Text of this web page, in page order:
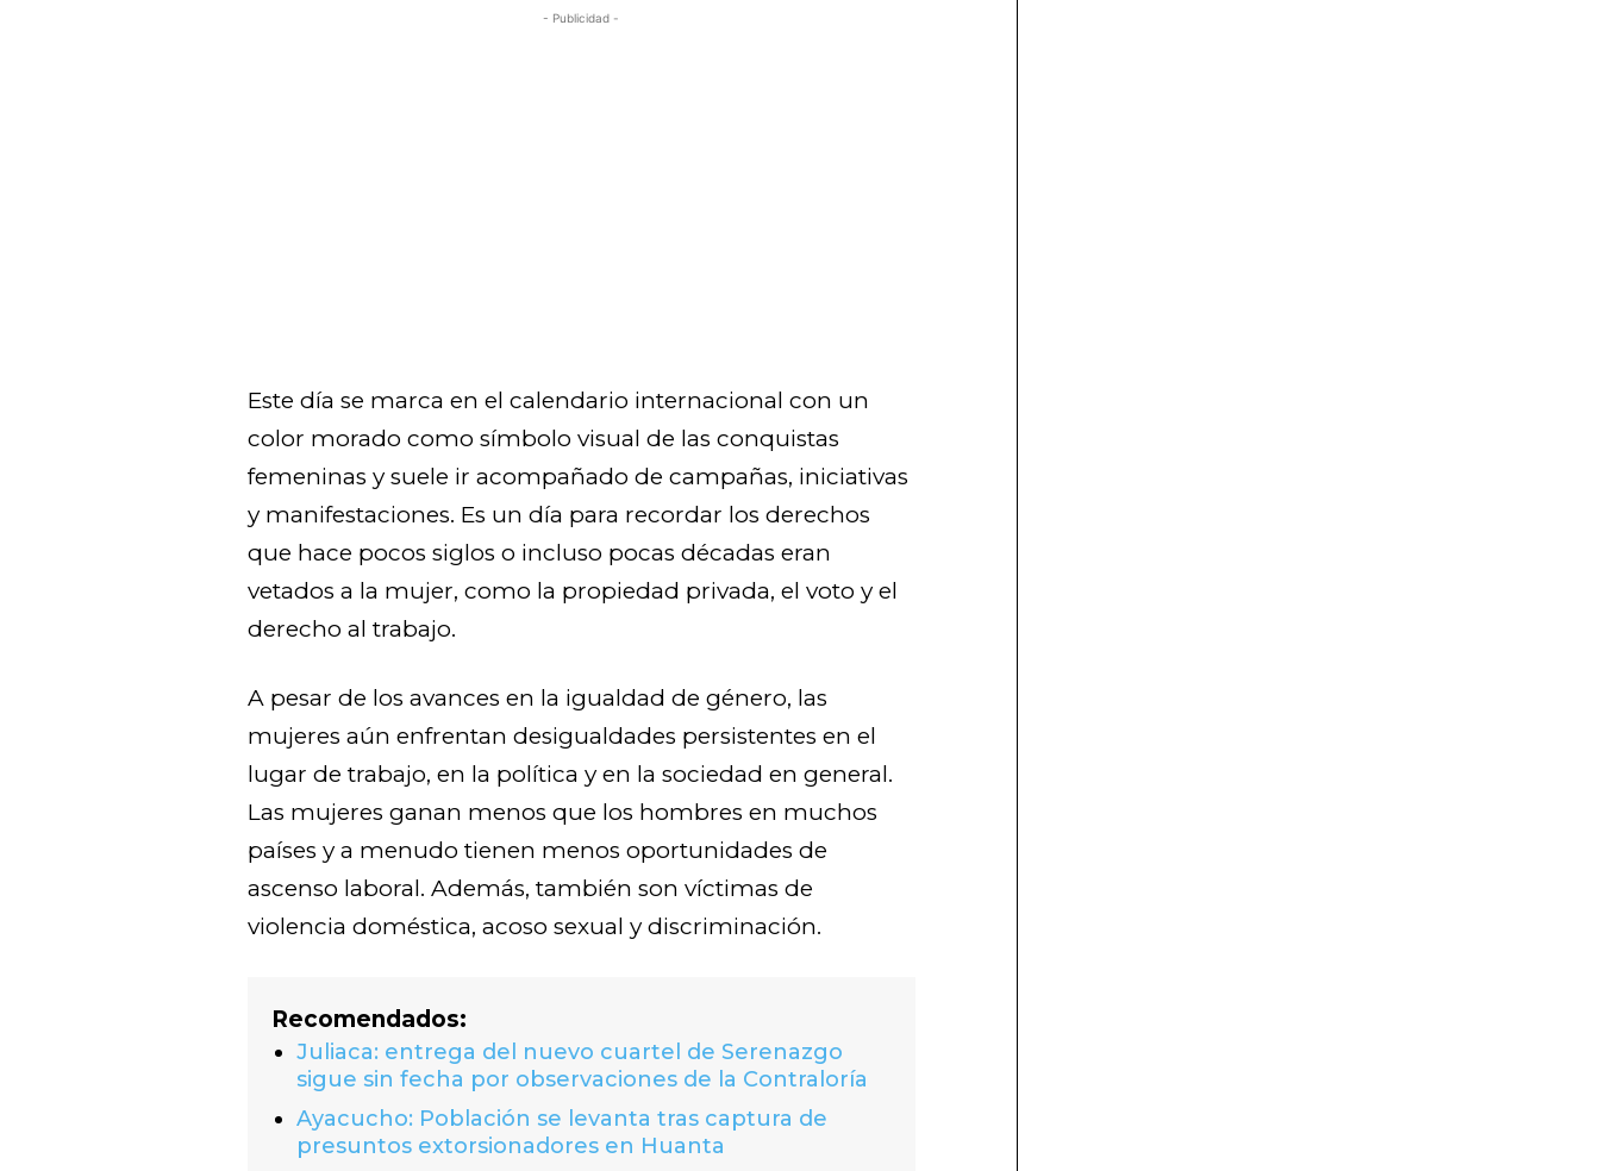
- Publicidad -
Este día se marca en el calendario internacional con un
color morado como símbolo visual de las conquistas
femeninas y suele ir acompañado de campañas, iniciativas
y manifestaciones. Es un día para recordar los derechos
que hace pocos siglos o incluso pocas décadas eran
vetados a la mujer, como la propiedad privada, el voto y el
derecho al trabajo.
A pesar de los avances en la igualdad de género, las
mujeres aún enfrentan desigualdades persistentes en el
lugar de trabajo, en la política y en la sociedad en general.
Las mujeres ganan menos que los hombres en muchos
países y a menudo tienen menos oportunidades de
ascenso laboral. Además, también son víctimas de
violencia doméstica, acoso sexual y discriminación.
Recomendados:
Juliaca: entrega del nuevo cuartel de Serenazgo
sigue sin fecha por observaciones de la Contraloría
Ayacucho: Población se levanta tras captura de
presuntos extorsionadores en Huanta